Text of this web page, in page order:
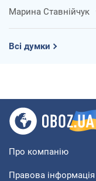
Марина Ставнійчук
Всі думки
Про компанію
Правова інформація